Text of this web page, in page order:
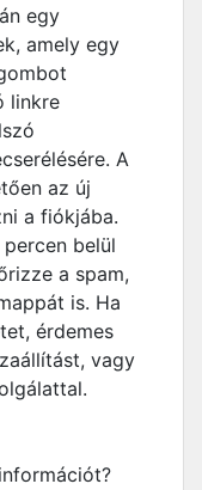
egy
amely egy
linkre
A
az új
a fiókjába.
belül
a spam,
is. Ha
érdemes
vagy